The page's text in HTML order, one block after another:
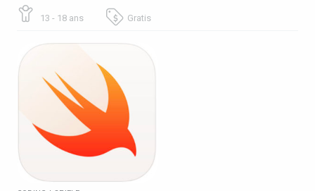
13 - 18 ans Gratis